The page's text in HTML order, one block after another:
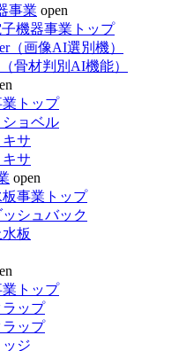
事業 open
機器事業トップ
（画像AI選別機）
骨材判別AI機能）
トップ
ョベル
サ
サ
open
事業トップ
シュバック
板
トップ
ップ
ップ
ジ